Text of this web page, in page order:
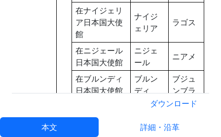
在ナイジェリ
ア日本国大使
館
ナイジ
ェリア
ラゴス
在ニジェール
日本国大使館
ニジェ
ール
ニアメ
在ブルンディ
日本国大使館
ブルン
ディ
ブジュ
ンブラ
本国大使館
ボツワ
ガべロ
ダウンロード
本文 詳細・沿革